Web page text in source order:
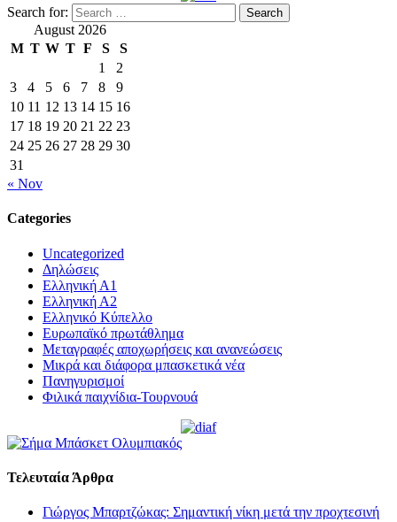
Search for:
August 2026
M T W T F S
S
1
2
3
4 5 6 7 8
9
10 11 12 13 14 15 16
17 18 19 20 21 22 23
24 25 26 27 28 29 30
31
« Nov
Categories
Uncategorized
Δηλώσεις
Ελληνική Α1
Ελληνική Α2
Ελληνικό Κύπελλο
Ευρωπαϊκό πρωτάθλημα
Μεταγραφές αποχωρήσεις και ανανεώσεις
Μικρά και διάφορα μπασκετικά νέα
Πανηγυρισμοί
Φιλικά παιχνίδια-Τουρνουά
Τελευταία Άρθρα
Γιώργος Μπαρτζώκας: Σημαντική νίκη μετά την προχτεσινή